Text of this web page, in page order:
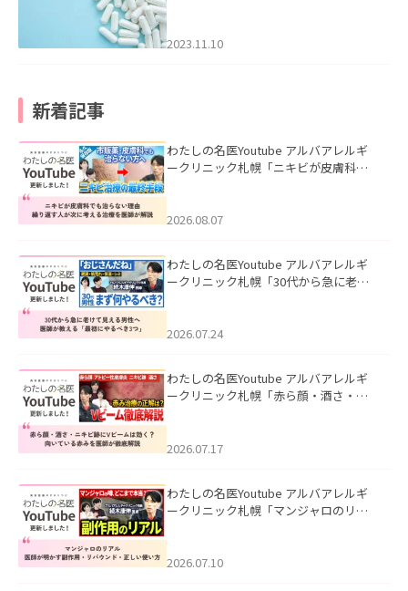
2023.11.10
新着記事
わたしの名医Youtube アルバアレルギ
ークリニック札幌「ニキビが皮膚科で
ました。
2026.08.07
わたしの名医Youtube アルバアレルギ
ークリニック札幌「30代から急に老け
た。
2026.07.24
わたしの名医Youtube アルバアレルギ
ークリニック札幌「赤ら顔・酒さ・ニ
した。
2026.07.17
わたしの名医Youtube アルバアレルギ
ークリニック札幌「マンジャロのリア
た。
2026.07.10